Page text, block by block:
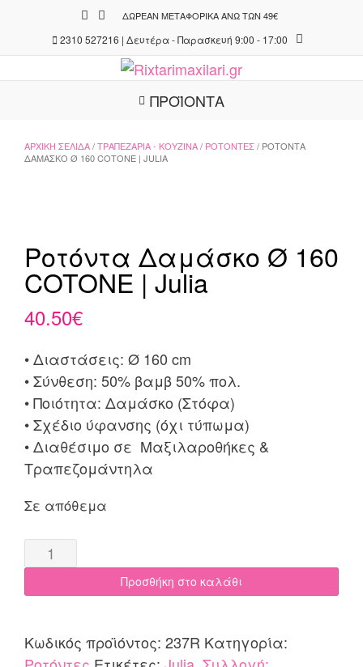
content
ΔΩΡΕΆΝ ΜΕΤΑΦΟΡΙΚΆ ΆΝΩ ΤΩΝ 49€
2310 527216 | Δευτέρα - Παρασκευή 9:00 - 17:00
ΠΡΟΪΟΝΤΑ
ΑΡΧΙΚΉ ΣΕΛΊΔΑ/ΤΡΑΠΕΖΑΡΊΑ - ΚΟΥΖΊΝΑ/ ΡΟΤΌΝΤΕΣ/ ΡΟΤΌΝΤΑ
ΔΑΜΆΣΚΟ Ø 160 COTONE | JULIA
Ροτόντα Δαμάσκο Ø 160
COTONE | Julia
40.50€
• Διαστάσεις: Ø 160 cm
• Σύνθεση: 50% βαμβ 50% πολ.
• Ποιότητα: Δαμάσκο (Στόφα)
• Σχέδιο ύφανσης (όχι τύπωμα)
• Διαθέσιμο σε Μαξιλαροθήκες &
Τραπεζομάντηλα
Σε απόθεμα
Ροτόντα
Δαμάσκο
Ø
COTONE
|
Προσθήκη στο καλάθι
Κωδικός προϊόντος: 237R Κατηγορία: